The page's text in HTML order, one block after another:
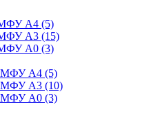
А4 (5)
А3 (15)
А0 (3)
А4 (5)
А3 (10)
А0 (3)